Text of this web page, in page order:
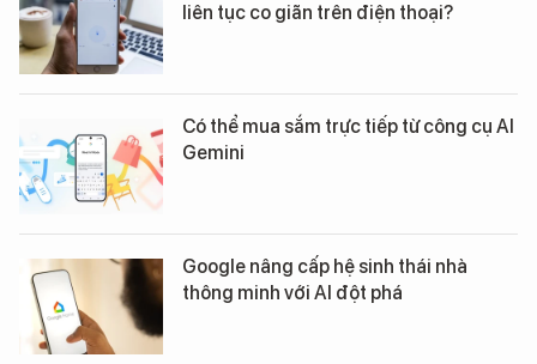
liên tục co giãn trên điện thoại?
Có thể mua sắm trực tiếp từ công cụ AI
Gemini
Google nâng cấp hệ sinh thái nhà
thông minh với AI đột phá